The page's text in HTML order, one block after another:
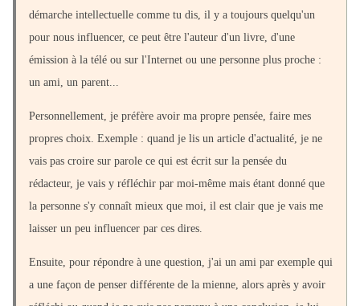
démarche intellectuelle comme tu dis, il y a toujours quelqu'un
pour nous influencer, ce peut être l'auteur d'un livre, d'une
émission à la télé ou sur l'Internet ou une personne plus proche :
un ami, un parent...
Personnellement, je préfère avoir ma propre pensée, faire mes
propres choix. Exemple : quand je lis un article d'actualité, je ne
vais pas croire sur parole ce qui est écrit sur la pensée du
rédacteur, je vais y réfléchir par moi-même mais étant donné que
la personne s'y connaît mieux que moi, il est clair que je vais me
laisser un peu influencer par ces dires.
Ensuite, pour répondre à une question, j'ai un ami par exemple qui
a une façon de penser différente de la mienne, alors après y avoir